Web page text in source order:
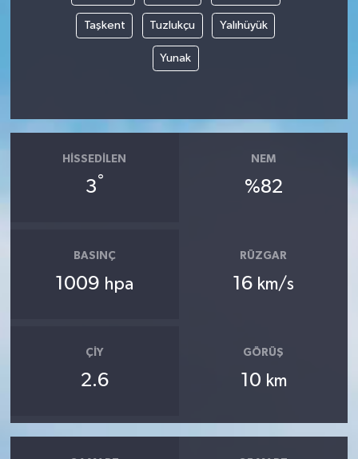
Taşkent Tuzlukçu Yalıhüyük
Yunak
HISSEDILEN
3°
NEM
%82
BASINÇ
1009 hpa
RÜZGAR
16 km/s
ÇIY
2.6
GÖRÜŞ
10 km